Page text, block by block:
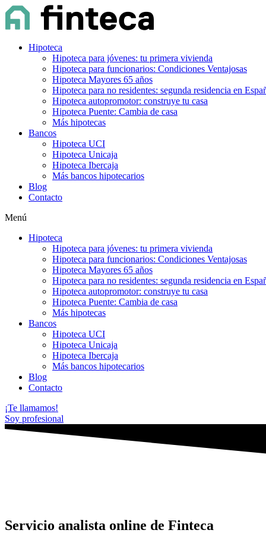
Hipoteca
Hipoteca para jóvenes: tu primera vivienda
Hipoteca para funcionarios: Condiciones Ventajosas
Hipoteca Mayores 65 años
Hipoteca para no residentes: segunda residencia en
Hipoteca autopromotor: construye tu casa
Hipoteca Puente: Cambia de casa
Más hipotecas
Bancos
Hipoteca UCI
Hipoteca Unicaja
Hipoteca Ibercaja
Más bancos hipotecarios
Blog
Contacto
Menú
Hipoteca
Hipoteca para jóvenes: tu primera vivienda
Hipoteca para funcionarios: Condiciones Ventajosas
Hipoteca Mayores 65 años
Hipoteca para no residentes: segunda residencia en
Hipoteca autopromotor: construye tu casa
Hipoteca Puente: Cambia de casa
Más hipotecas
Bancos
Hipoteca UCI
Hipoteca Unicaja
Hipoteca Ibercaja
Más bancos hipotecarios
Blog
Contacto
¡Te llamamos!
Soy profesional
Servicio analista online de Finteca